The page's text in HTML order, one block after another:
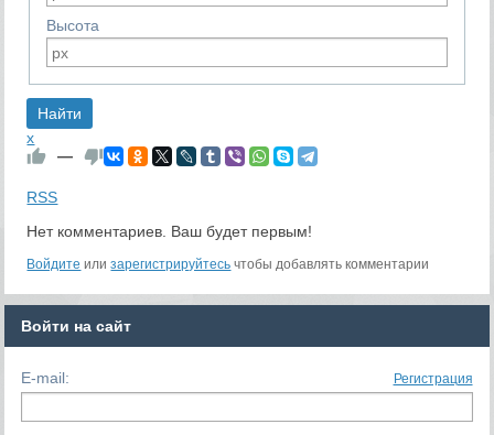
Высота
x
—
RSS
Нет комментариев. Ваш будет первым!
Войдите илизарегистрируйтесь чтобы добавлять комментарии
Войти на сайт
E-mail: Регистрация